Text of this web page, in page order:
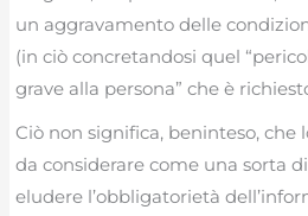
un aggravamento delle
(in ciò concretandosi quel
grave alla persona” che è
Ciò non significa, beninteso, che
da considerare come una sorta
eludere l’obbligatorietà